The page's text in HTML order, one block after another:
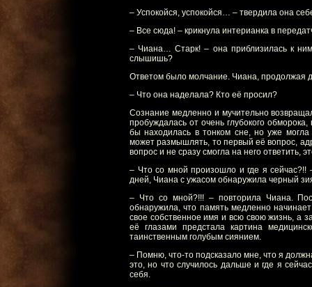
– Успокойся, успокойся… – твердила она
– Все сюда! – крикнула интерианка в
– Чиана… Старк! – она приблизилась к
слышишь?
Ответом было молчание. Чиана, продолжая
– Что она наделала? Кто её просил?
Сознание медленно и мучительно
пробуждалась от очень глубокого
бы находилась в тонком сне, но уже
может размышлять, то первый её вопрос,
вопрос и не сразу смогла на него ответить,
– Что со мной произошло и где я сейчас?!!
дней, Чиана с ужасом обнаружила черный
– Что со мной?!!! – повторила Чиана.
обнаружила, что память медленно
свое собственное имя и всю свою жизнь, а
её глазами предстала картина
таинственным голубым сиянием.
– Помню, что-то подсказало мне, что я
это, но что случилось дальше и где я
себя.